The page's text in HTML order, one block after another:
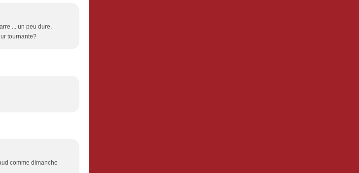
... un peu dure,
tournante?
comme dimanche